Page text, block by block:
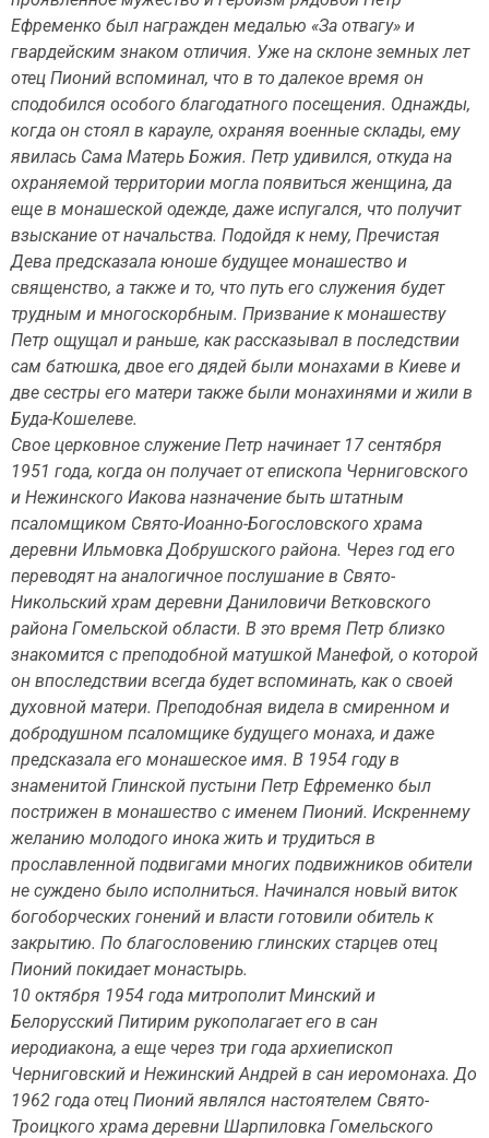
Ефременко был награжден медалью «За отвагу» и
гвардейским знаком отличия. Уже на склоне земных лет
отец Пионий вспоминал, что в то далекое время он
сподобился особого благодатного посещения. Однажды,
когда он стоял в карауле, охраняя военные склады, ему
явилась Сама Матерь Божия. Петр удивился, откуда на
охраняемой территории могла появиться женщина, да
еще в монашеской одежде, даже испугался, что получит
взыскание от начальства. Подойдя к нему, Пречистая
Дева предсказала юноше будущее монашество и
священство, а также и то, что путь его служения будет
трудным и многоскорбным. Призвание к монашеству
Петр ощущал и раньше, как рассказывал в последствии
сам батюшка, двое его дядей были монахами в Киеве и
две сестры его матери также были монахинями и жили в
Буда-Кошелеве.
Свое церковное служение Петр начинает 17 сентября
1951 года, когда он получает от епископа Черниговского
и Нежинского Иакова назначение быть штатным
псаломщиком Свято-Иоанно-Богословского храма
деревни Ильмовка Добрушского района. Через год его
переводят на аналогичное послушание в Свято-
Никольский храм деревни Даниловичи Ветковского
района Гомельской области. В это время Петр близко
знакомится с преподобной матушкой Манефой, о которой
он впоследствии всегда будет вспоминать, как о своей
духовной матери. Преподобная видела в смиренном и
добродушном псаломщике будущего монаха, и даже
предсказала его монашеское имя. В 1954 году в
знаменитой Глинской пустыни Петр Ефременко был
пострижен в монашество с именем Пионий. Искреннему
желанию молодого инока жить и трудиться в
прославленной подвигами многих подвижников обители
не суждено было исполниться. Начинался новый виток
богоборческих гонений и власти готовили обитель к
закрытию. По благословению глинских старцев отец
Пионий покидает монастырь.
10 октября 1954 года митрополит Минский и
Белорусский Питирим рукополагает его в сан
иеродиакона, а еще через три года архиепископ
Черниговский и Нежинский Андрей в сан иеромонаха. До
1962 года отец Пионий являлся настоятелем Свято-
Троицкого храма деревни Шарпиловка Гомельского